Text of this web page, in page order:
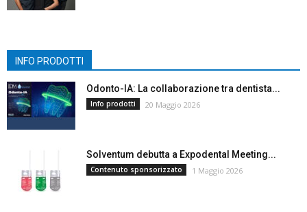
INFO PRODOTTI
Odonto-IA: La collaborazione tra dentista...
Info prodotti 20 Maggio 2026
Solventum debutta a Expodental Meeting...
Contenuto sponsorizzato 1 Maggio 2026